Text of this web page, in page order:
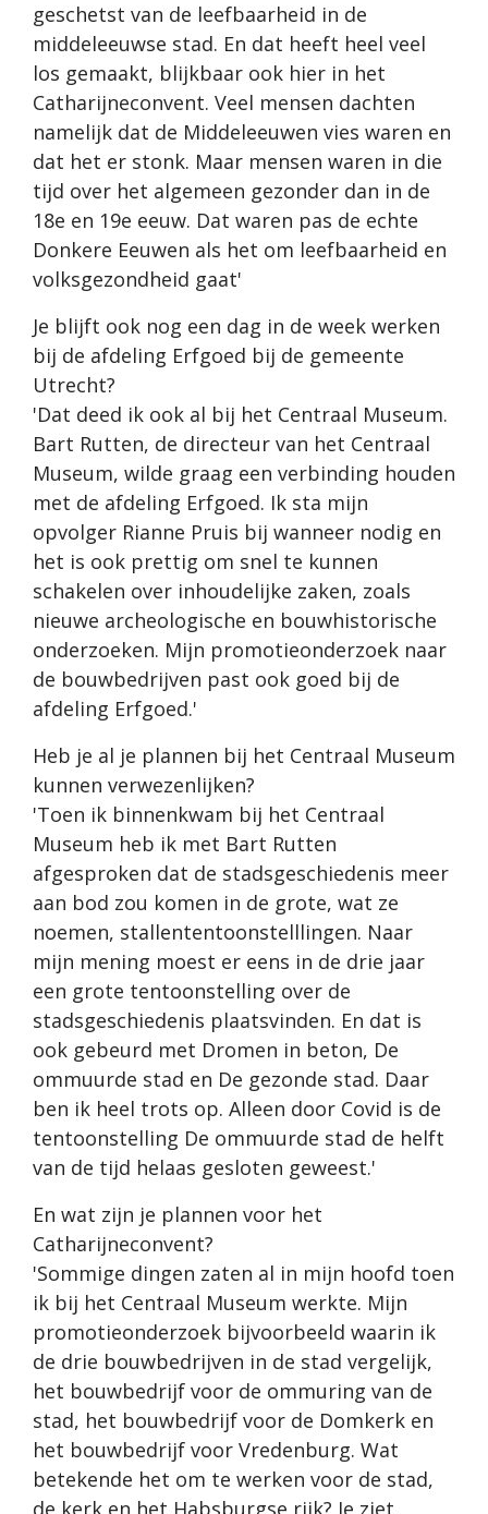
geschetst van de leefbaarheid in de
middeleeuwse stad. En dat heeft heel veel
los gemaakt, blijkbaar ook hier in het
Catharijneconvent. Veel mensen dachten
namelijk dat de Middeleeuwen vies waren en
dat het er stonk. Maar mensen waren in die
tijd over het algemeen gezonder dan in de
18e en 19e eeuw. Dat waren pas de echte
Donkere Eeuwen als het om leefbaarheid en
volksgezondheid gaat'
Je blijft ook nog een dag in de week werken
bij de afdeling Erfgoed bij de gemeente
Utrecht?
'Dat deed ik ook al bij het Centraal Museum.
Bart Rutten, de directeur van het Centraal
Museum, wilde graag een verbinding houden
met de afdeling Erfgoed. Ik sta mijn
opvolger Rianne Pruis bij wanneer nodig en
het is ook prettig om snel te kunnen
schakelen over inhoudelijke zaken, zoals
nieuwe archeologische en bouwhistorische
onderzoeken. Mijn promotieonderzoek naar
de bouwbedrijven past ook goed bij de
afdeling Erfgoed.'
Heb je al je plannen bij het Centraal Museum
kunnen verwezenlijken?
'Toen ik binnenkwam bij het Centraal
Museum heb ik met Bart Rutten
afgesproken dat de stadsgeschiedenis meer
aan bod zou komen in de grote, wat ze
noemen, stallententoonstelllingen. Naar
mijn mening moest er eens in de drie jaar
een grote tentoonstelling over de
stadsgeschiedenis plaatsvinden. En dat is
ook gebeurd met Dromen in beton, De
ommuurde stad en De gezonde stad. Daar
ben ik heel trots op. Alleen door Covid is de
tentoonstelling De ommuurde stad de helft
van de tijd helaas gesloten geweest.'
En wat zijn je plannen voor het
Catharijneconvent?
'Sommige dingen zaten al in mijn hoofd toen
ik bij het Centraal Museum werkte. Mijn
promotieonderzoek bijvoorbeeld waarin ik
de drie bouwbedrijven in de stad vergelijk,
het bouwbedrijf voor de ommuring van de
stad, het bouwbedrijf voor de Domkerk en
het bouwbedrijf voor Vredenburg. Wat
betekende het om te werken voor de stad,
de kerk en het Habsburgse rijk? Je ziet